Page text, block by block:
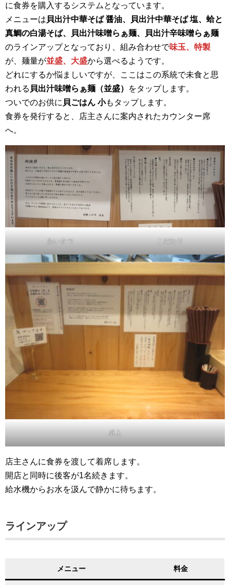
に食券を購入するシステムとなっています。
メニューは 貝出汁中華そば 醤油、貝出汁中華そば 塩、蛤と
真鯛の白湯そば、貝出汁味噌らぁ麺、貝出汁辛味噌らぁ麺
のラインアップとなっており、組み合わせで味玉、特製
が、麺量が並盛、大盛から選べるようです。
どれにするか悩ましいですが、ここはこの系統で未食と思
われる 貝出汁味噌らぁ麺（並盛）
をタップします。
ついでのお供に 貝ごはん 小もタップします。
食券を発行すると、店主さんに案内されたカウンター席
へ。
あいさつ こだわり
卓上
店主さんに食券を渡して着席します。
開店と同時に後客が1名続きます。
給水機からお水を汲んで静かに待ちます。
ラインアップ
メニュー 料金